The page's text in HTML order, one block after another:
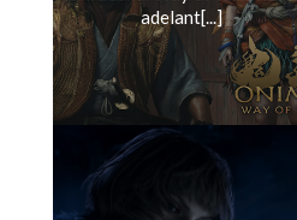
adelant[...]